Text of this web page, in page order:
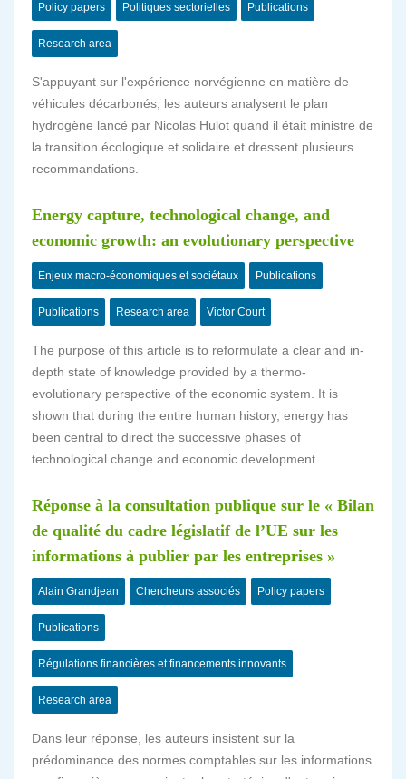
Policy papers Politiques sectorielles Publications
Research area
S'appuyant sur l'expérience norvégienne en matière de
véhicules décarbonés, les auteurs analysent le plan
hydrogène lancé par Nicolas Hulot quand il était ministre de
la transition écologique et solidaire et dressent plusieurs
recommandations.
Energy capture, technological change, and
economic growth: an evolutionary perspective
Enjeux macro-économiques et sociétaux Publications
Publications Research area Victor Court
The purpose of this article is to reformulate a clear and in-
depth state of knowledge provided by a thermo-
evolutionary perspective of the economic system. It is
shown that during the entire human history, energy has
been central to direct the successive phases of
technological change and economic development.
Réponse à la consultation publique sur le « Bilan
de qualité du cadre législatif de l’UE sur les
informations à publier par les entreprises »
Alain Grandjean Chercheurs associés Policy papers
Publications
Régulations financières et financements innovants
Research area
Dans leur réponse, les auteurs insistent sur la
prédominance des normes comptables sur les informations